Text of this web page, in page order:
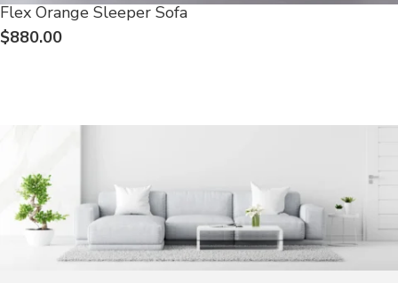
Flex Orange Sleeper Sofa
$880.00